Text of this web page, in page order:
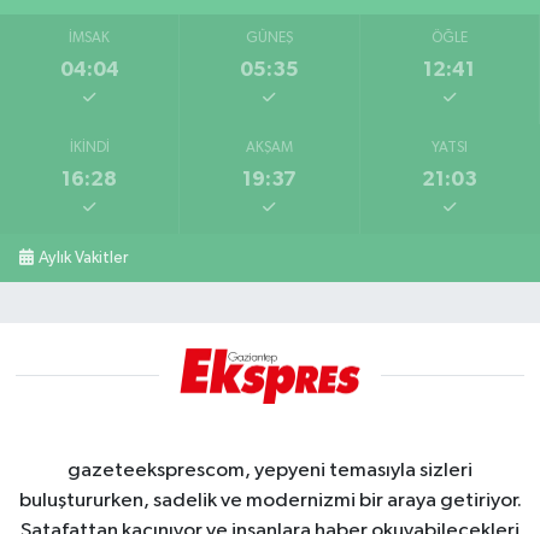
İMSAK
04:04
GÜNEŞ
05:35
ÖĞLE
12:41
İKINDI
16:28
AKŞAM
19:37
YATSI
21:03
Aylık Vakitler
gazeteeksprescom, yepyeni temasıyla sizleri
buluştururken, sadelik ve modernizmi bir araya getiriyor.